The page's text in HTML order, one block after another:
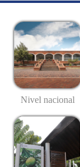
Nivel nacional